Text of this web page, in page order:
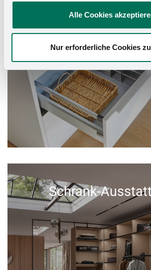
Alle Cookies
Nur erforderliche Cookies
Schrank-